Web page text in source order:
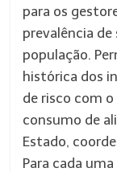
para os
prevalência
população.
histórica dos
de risco com
consumo de
Estado,
Para cada